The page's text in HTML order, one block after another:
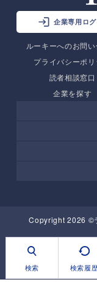
企業専用ロ
ルーキーへのお問
プライバシーポ
読者相談窓口
企業を探す
Copyright 2026 ©
検索 検索履